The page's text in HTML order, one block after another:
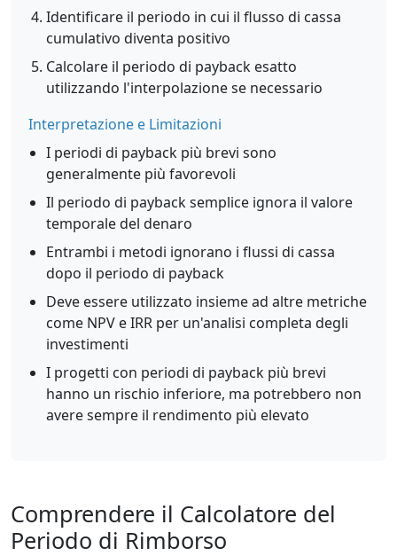
Identificare il periodo in cui il flusso di cassa
cumulativo diventa positivo
Calcolare il periodo di payback esatto
utilizzando l'interpolazione se necessario
Interpretazione e Limitazioni
I periodi di payback più brevi sono
generalmente più favorevoli
Il periodo di payback semplice ignora il valore
temporale del denaro
Entrambi i metodi ignorano i flussi di cassa
dopo il periodo di payback
Deve essere utilizzato insieme ad altre metriche
come NPV e IRR per un'analisi completa degli
investimenti
I progetti con periodi di payback più brevi
hanno un rischio inferiore, ma potrebbero non
avere sempre il rendimento più elevato
Comprendere il Calcolatore del
Periodo di Rimborso